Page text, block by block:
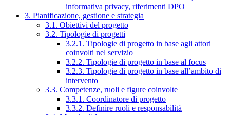
informativa privacy, riferimenti DPO
3. Pianificazione, gestione e strategia
3.1. Obiettivi del progetto
3.2. Tipologie di progetti
3.2.1. Tipologie di progetto in base agli attori
coinvolti nel servizio
3.2.2. Tipologie di progetto in base al focus
3.2.3. Tipologie di progetto in base all’ambito di
intervento
3.3. Competenze, ruoli e figure coinvolte
3.3.1. Coordinatore di progetto
3.3.2. Definire ruoli e responsabilità